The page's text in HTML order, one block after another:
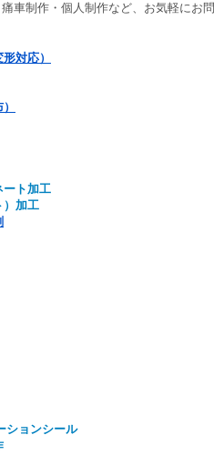
車制作・個人制作など、お気軽にお
対応）
ート加工
）加工
ションシール